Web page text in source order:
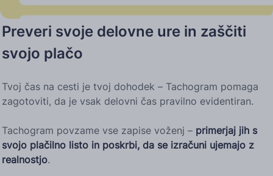
Preveri svoje delovne ure in zaščiti
svojo plačo
Tvoj čas na cesti je tvoj dohodek – Tachogram pomaga
zagotoviti, da je vsak delovni čas pravilno evidentiran.
Tachogram povzame vse zapise voženj – primerjaj jih s
svojo plačilno listo in poskrbi, da se izračuni ujemajo z
realnostjo.